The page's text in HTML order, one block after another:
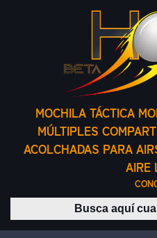
MOCHILA TÁCTICA
MÚLTIPLES
ACOLCHADAS PARA
AIRE